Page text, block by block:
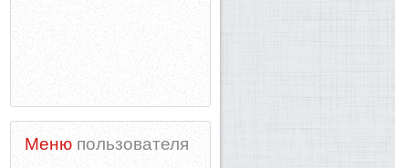
Меню пользователя